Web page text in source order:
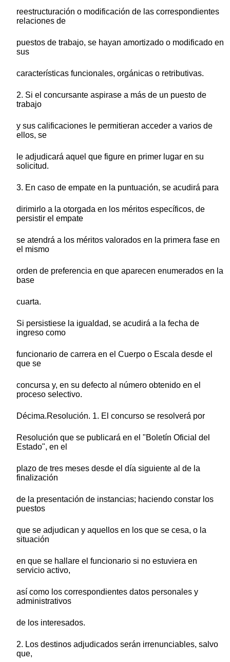
reestructuración o modificación de las correspondientes
relaciones de
puestos de trabajo, se hayan amortizado o modificado en
sus
características funcionales, orgánicas o retributivas.
2. Si el concursante aspirase a más de un puesto de
trabajo
y sus calificaciones le permitieran acceder a varios de
ellos, se
le adjudicará aquel que figure en primer lugar en su
solicitud.
3. En caso de empate en la puntuación, se acudirá para
dirimirlo a la otorgada en los méritos específicos, de
persistir el empate
se atendrá a los méritos valorados en la primera fase en
el mismo
orden de preferencia en que aparecen enumerados en la
base
cuarta.
Si persistiese la igualdad, se acudirá a la fecha de
ingreso como
funcionario de carrera en el Cuerpo o Escala desde el
que se
concursa y, en su defecto al número obtenido en el
proceso selectivo.
Décima.Resolución. 1. El concurso se resolverá por
Resolución que se publicará en el "Boletín Oficial del
Estado", en el
plazo de tres meses desde el día siguiente al de la
finalización
de la presentación de instancias; haciendo constar los
puestos
que se adjudican y aquellos en los que se cesa, o la
situación
en que se hallare el funcionario si no estuviera en
servicio activo,
así como los correspondientes datos personales y
administrativos
de los interesados.
2. Los destinos adjudicados serán irrenunciables, salvo
que,